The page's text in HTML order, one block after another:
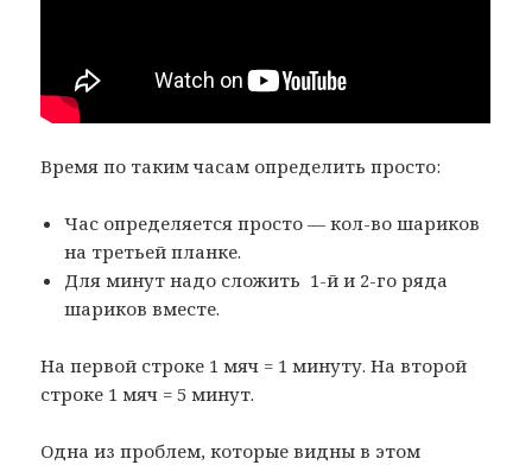
Время по таким часам определить просто:
Час определяется просто — кол-во шариков
на третьей планке.
Для минут надо сложить 1-й и 2-го ряда
шариков вместе.
На первой строке 1 мяч = 1 минуту. На второй
строке 1 мяч = 5 минут.
Одна из проблем, которые видны в этом